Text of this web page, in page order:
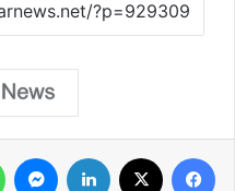
فيسبوك لينكدإن